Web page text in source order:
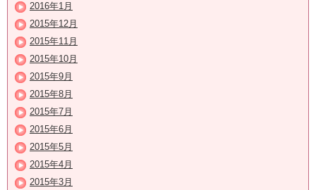
2016年1月
2015年12月
2015年11月
2015年10月
2015年9月
2015年8月
2015年7月
2015年6月
2015年5月
2015年4月
2015年3月